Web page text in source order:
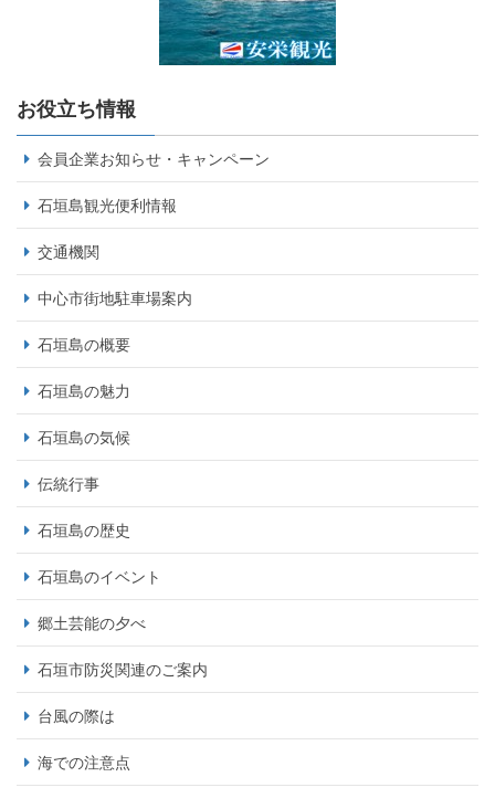
お役立ち情報
会員企業お知らせ・キャンペーン
石垣島観光便利情報
交通機関
中心市街地駐車場案内
石垣島の概要
石垣島の魅力
石垣島の気候
伝統行事
石垣島の歴史
石垣島のイベント
郷土芸能の夕べ
石垣市防災関連のご案内
台風の際は
海での注意点